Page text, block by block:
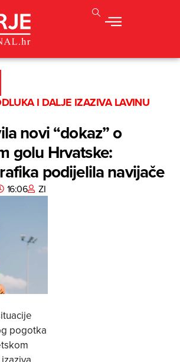
I DALJE IZAZIVA LAVINU
novi “dokaz” o
golu Hrvatske:
podijelila navijače
16:06 ZI
pogotka